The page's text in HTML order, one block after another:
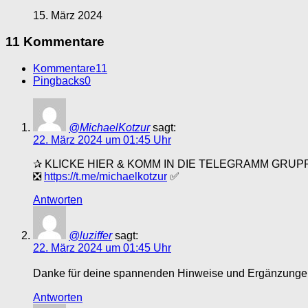
15. März 2024
11 Kommentare
Kommentare11
Pingbacks0
@MichaelKotzur sagt:
22. März 2024 um 01:45 Uhr
✰ KLICKE HIER & KOMM IN DIE TELEGRAMM
❎ https://t.me/michaelkotzur ✅
Antworten
@luziffer sagt:
22. März 2024 um 01:45 Uhr
Danke für deine spannenden Hinweise und Ergänzungen
Antworten